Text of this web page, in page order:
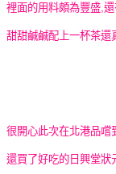
裡面的用料頗為豐盛,
甜甜鹹鹹配上一杯茶還
很開心此次在北港品嚐
還買了好吃的日興堂狀